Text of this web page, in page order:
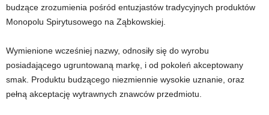
budzące zrozumienia pośród entuzjastów tradycyjnych produktów
Monopolu Spirytusowego na Ząbkowskiej.
Wymienione wcześniej nazwy, odnosiły się do wyrobu
posiadającego ugruntowaną markę, i od pokoleń akceptowany
smak. Produktu budzącego niezmiennie wysokie uznanie, oraz
pełną akceptację wytrawnych znawców przedmiotu.